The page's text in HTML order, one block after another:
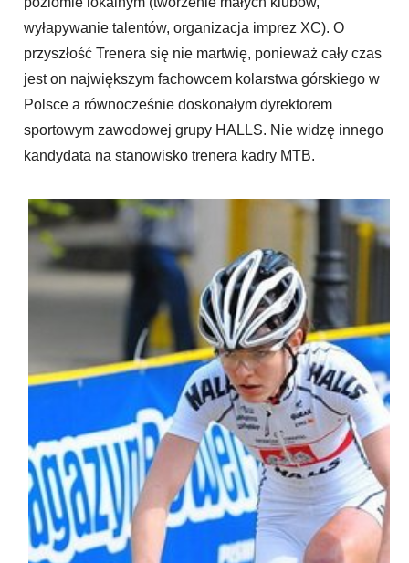
wyłapywanie talentów, organizacja imprez XC). O
przyszłość Trenera się nie martwię, ponieważ cały czas
jest on największym fachowcem kolarstwa górskiego w
Polsce a równocześnie doskonałym dyrektorem
sportowym zawodowej grupy HALLS. Nie widzę innego
kandydata na stanowisko trenera kadry MTB.